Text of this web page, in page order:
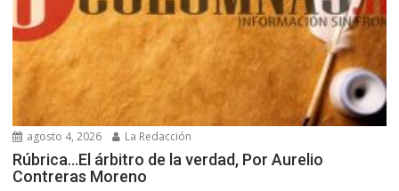
agosto 4, 2026 La Redacción
Rúbrica…El árbitro de la verdad, Por Aurelio
Contreras Moreno